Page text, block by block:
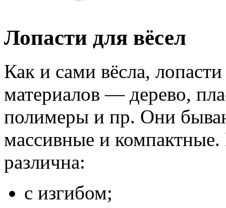
Лопасти для вёсел
Как и сами вёсла,
материалов — дерево,
полимеры и пр. Они
массивные и
различна:
с изгибом;